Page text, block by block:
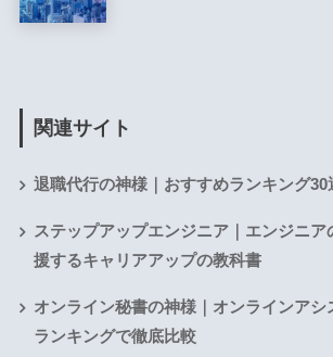
関連サイト
退職代行の神様｜おすすめランキング30
ステップアップエンジニア｜エンジニア
援するキャリアアップの教科書
オンライン秘書の神様｜オンラインアシ
ランキングで徹底比較